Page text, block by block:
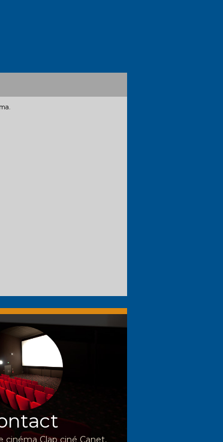
cinéma Clap ciné Canet,